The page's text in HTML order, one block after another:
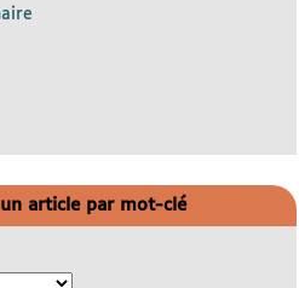
un article par mot-clé